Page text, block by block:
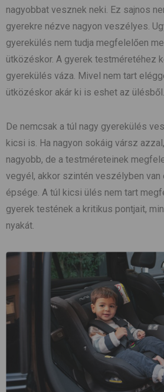
nagyobbat vesznek neki. Ez sajnos
gyerekre nézve nagyon veszélyes.
gyerekülés nem tudja megfelelően
ütközéskor. A gyerek testméretéhez
gyerekülés váza. Mivel nem tart
ütközéskor akár ki is eshet az ülésből.
De nemcsak a túl nagy gyerekülés
kicsi is. Ha nagyon sokáig vársz
nagyobb, de a testméreteinek
vegyél, akkor szintén veszélyben
épsége. A túl kicsi ülés nem tart
gyerek testének a kritikus pontjait,
nyakát.